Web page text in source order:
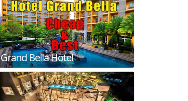
Grand Bella Hotel